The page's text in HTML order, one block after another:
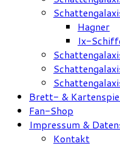
Hagner
Ix-
Brett- &
Fan-Shop
Impressum &
Kontakt